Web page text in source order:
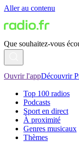
Aller au contenu
Que souhaitez-vous
Ouvrir l'appDécouvrir
Top 100 radios
Podcasts
Sport en direct
À proximité
Genres musicaux
Thèmes